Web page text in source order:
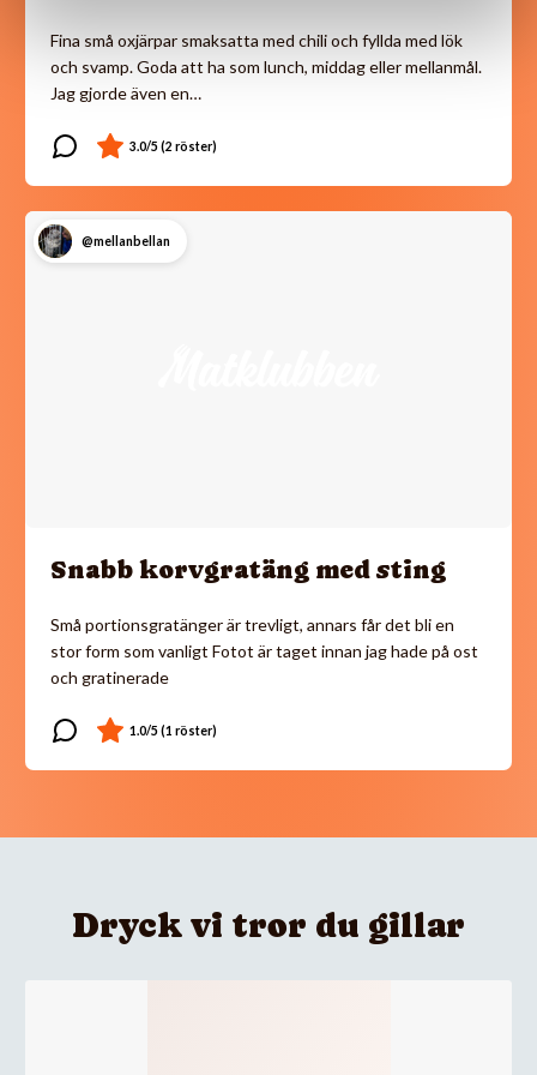
Fina små oxjärpar smaksatta med chili och fyllda med lök
och svamp. Goda att ha som lunch, middag eller mellanmål.
Jag gjorde även en…
@mellanbellan
Snabb korvgratäng med sting
Små portionsgratänger är trevligt, annars får det bli en
stor form som vanligt Fotot är taget innan jag hade på ost
och gratinerade
Dryck vi tror du gillar